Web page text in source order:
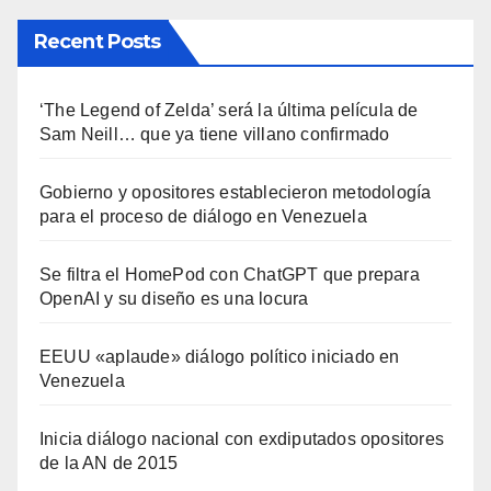
Recent Posts
‘The Legend of Zelda’ será la última película de
Sam Neill… que ya tiene villano confirmado
Gobierno y opositores establecieron metodología
para el proceso de diálogo en Venezuela
Se filtra el HomePod con ChatGPT que prepara
OpenAI y su diseño es una locura
EEUU «aplaude» diálogo político iniciado en
Venezuela
Inicia diálogo nacional con exdiputados opositores
de la AN de 2015